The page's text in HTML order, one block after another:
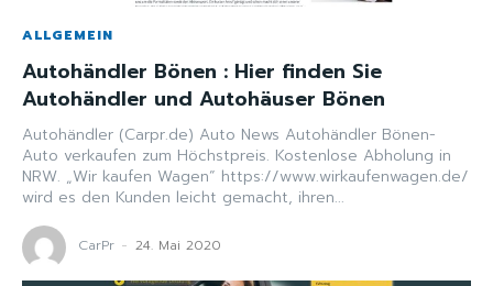
ALLGEMEIN
Autohändler Bönen : Hier finden Sie
Autohändler und Autohäuser Bönen
Autohändler (Carpr.de) Auto News Autohändler Bönen-
Auto verkaufen zum Höchstpreis. Kostenlose Abholung in
NRW. „Wir kaufen Wagen“ https://www.wirkaufenwagen.de/
wird es den Kunden leicht gemacht, ihren...
CarPr - 24. Mai 2020